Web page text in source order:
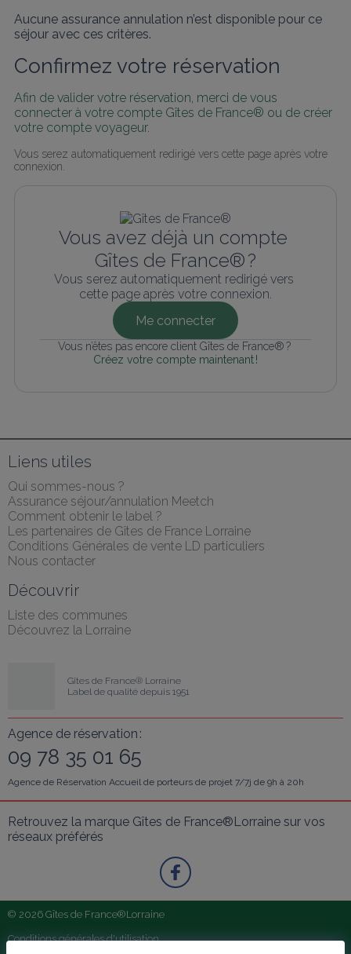
Aucune assurance annulation n’est disponible pour ce
séjour avec ces critères.
Confirmez votre réservation
Afin de valider votre réservation, merci de vous
connecter à votre compte Gîtes de France® ou de créer
votre compte voyageur.
Vous serez automatiquement redirigé vers cette page après votre
connexion.
Vous avez déjà un compte
Gîtes de France® ?
Vous serez automatiquement redirigé vers
cette page après votre connexion.
Me connecter
Vous n’êtes pas encore client Gîtes de France® ?
Créez votre compte maintenant !
Liens utiles
Qui sommes-nous ?
Assurance séjour/annulation Meetch
Comment obtenir le label ?
Les partenaires de Gîtes de France Lorraine
Conditions Générales de vente LD particuliers
Nous contacter
Découvrir
Liste des communes
Découvrez la Lorraine
Gîtes de France® Lorraine
Label de qualité depuis 1951
Agence de réservation :
09 78 35 01 65
Agence de Réservation Accueil de porteurs de projet 7/7j de 9h à 20h
Retrouvez la marque Gîtes de France®Lorraine sur vos
réseaux préférés
© 2026 Gîtes de France®Lorraine
Conditions générales d'utilisation